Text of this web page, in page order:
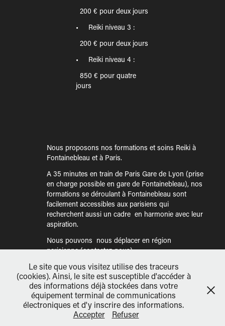
200 € pour deux jours
• Reiki niveau 3 :
200 € pour deux jours
• Reiki niveau 4 :
850 € pour quatre
jours
Nous proposons nos formations et soins Reiki à
Fontainebleau et à Paris.
A 35 minutes en train de Paris Gare de Lyon (prise
en charge possible en gare de Fontainebleau), nos
formations se déroulant à Fontainebleau sont
facilement accessibles aux parisiens qui
recherchent aussi un cadre en harmonie avec leur
aspiration.
Nous pouvons nous déplacer en région
parisienne (contactez-nous).
Séance de soin:1 heure environ (70€ à
Fontainebleau ou 90€ à Paris avec location de
salle) ou sur 4 jours (180€ à Fontainebleau ou
250€ à Paris avec location de salle).
Formations avec 2 enseignants:
pour tout renseignement.
Le site que vous visitez utilise des traceurs
(cookies). Ainsi, le site est susceptible d'accéder à
des informations déjà stockées dans votre
équipement terminal de communications
électroniques et d'y inscrire des informations.
Accepter
Refuser